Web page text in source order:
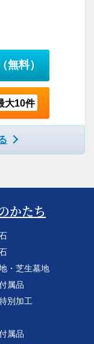
（無料）
大10件
かたち
・芝生墓地
属品
別加工
属品